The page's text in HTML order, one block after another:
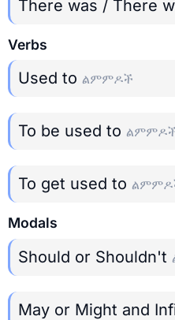
There was / There
Verbs
Used to ልምምዶች
To be used to
To get used to
Modals
Should or Shouldn't
May or Might and